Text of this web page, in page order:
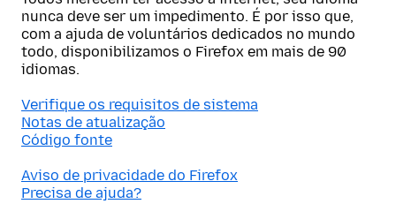
nunca deve ser um impedimento. É por isso que,
com a ajuda de voluntários dedicados no mundo
todo, disponibilizamos o Firefox em mais de 90
idiomas.
Verifique os requisitos de sistema
Notas de atualização
Código fonte
Aviso de privacidade do Firefox
Precisa de ajuda?